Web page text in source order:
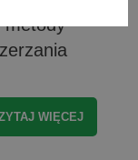
metody
WIĘCEJ